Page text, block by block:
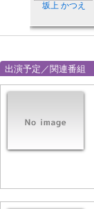
坂上 かつえ
出演予定／関連番組